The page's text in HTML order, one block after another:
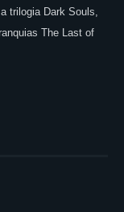
trilogia Dark Souls,
The Last of